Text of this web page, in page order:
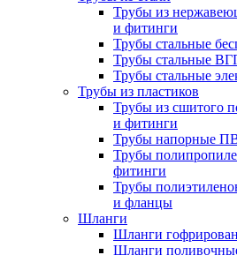
Трубы из
и фитинги
Трубы стальные
Трубы стальные
Трубы стальные
Трубы из пластиков
Трубы из сшитого
и фитинги
Трубы напорные
Трубы
фитинги
Трубы
и фланцы
Шланги
Шланги
Шланги